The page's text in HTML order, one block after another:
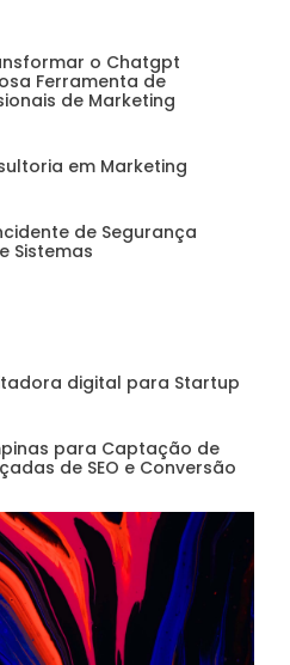
o Chatgpt
Ferramenta de
de Marketing
em Marketing
de Segurança
Sistemas
digital para Startup
para Captação de
de SEO e Conversão